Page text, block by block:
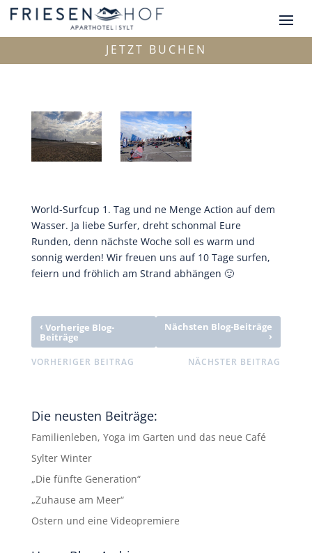
JETZT BUCHEN
World-Surfcup 1. Tag und ne Menge Action auf dem
Wasser. Ja liebe Surfer, dreht schonmal Eure
Runden, denn nächste Woche soll es warm und
sonnig werden! Wir freuen uns auf 10 Tage surfen,
feiern und fröhlich am Strand abhängen 🙂
‹ Vorherige Blog-
Beiträge
VORHERIGER BEITRAG
Nächsten Blog-Beiträge
›
NÄCHSTER BEITRAG
Die neusten Beiträge:
Familienleben, Yoga im Garten und das neue Café
Sylter Winter
„Die fünfte Generation“
„Zuhause am Meer“
Ostern und eine Videopremiere